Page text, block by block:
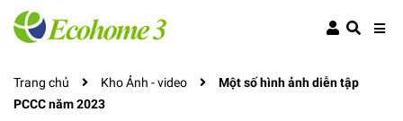
Trang chủ Kho Ảnh - video
Một số hình ảnh diễn tập
PCCC năm 2023